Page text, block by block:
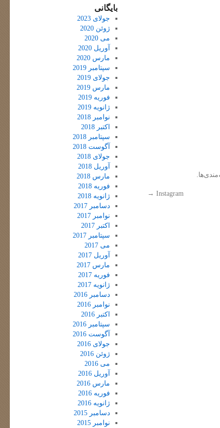
Instagram
→
بایگانی
جولای 2023
ژوئن 2020
می 2020
آوریل 2020
مارس 2020
سپتامبر 2019
جولای 2019
مارس 2019
فوریه 2019
ژانویه 2019
نوامبر 2018
اکتبر 2018
سپتامبر 2018
آگوست 2018
جولای 2018
آوریل 2018
مارس 2018
فوریه 2018
ژانویه 2018
دسامبر 2017
نوامبر 2017
اکتبر 2017
سپتامبر 2017
می 2017
آوریل 2017
مارس 2017
فوریه 2017
ژانویه 2017
دسامبر 2016
نوامبر 2016
اکتبر 2016
سپتامبر 2016
آگوست 2016
جولای 2016
ژوئن 2016
می 2016
آوریل 2016
مارس 2016
فوریه 2016
ژانویه 2016
دسامبر 2015
نوامبر 2015